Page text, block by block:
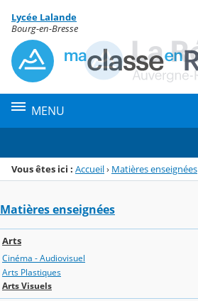
Menu de la rubrique
Contenu
Lycée Lalande
Bourg-en-Bresse
MENU
Vous êtes ici : Accueil› Matières enseignées
Matières enseignées
Arts
Cinéma - Audiovisuel
Arts Plastiques
Arts Visuels